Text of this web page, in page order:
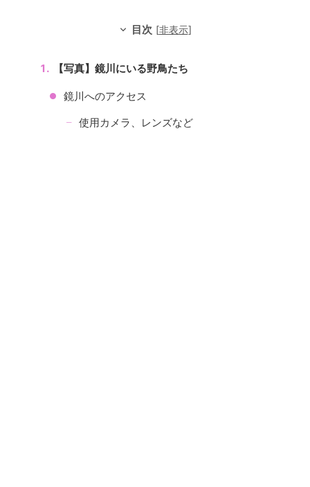
目次 [非表示]
【写真】鏡川にいる野鳥たち
鏡川へのアクセス
使用カメラ、レンズなど